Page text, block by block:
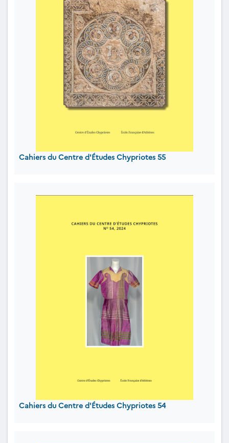
Cahiers du Centre d'Études Chypriotes 55
Cahiers du Centre d'Études Chypriotes 54